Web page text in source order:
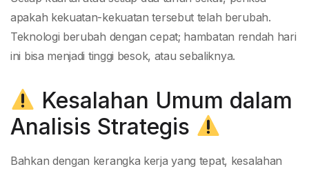
apakah kekuatan-kekuatan tersebut telah berubah.
Teknologi berubah dengan cepat; hambatan rendah hari
ini bisa menjadi tinggi besok, atau sebaliknya.
Kesalahan Umum dalam
Analisis Strategis
Bahkan dengan kerangka kerja yang tepat, kesalahan